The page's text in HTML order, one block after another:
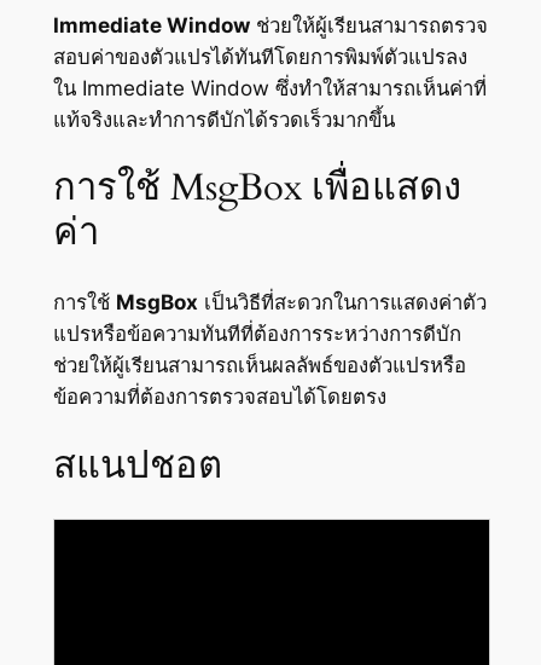
Immediate Windowช่วยให้ผู้เรียนสามารถตรวจ
สอบค่าของตัวแปรได้ทันทีโดยการพิมพ์ตัวแปรลง
ใน Immediate Window ซึ่งทำให้สามารถเห็นค่าที่
แท้จริงและทำการดีบักได้รวดเร็วมากขึ้น
การใช้ MsgBox เพื่อแสดง
ค่า
การใช้ MsgBox เป็นวิธีที่สะดวกในการแสดงค่าตัว
แปรหรือข้อความทันทีที่ต้องการระหว่างการดีบัก
ช่วยให้ผู้เรียนสามารถเห็นผลลัพธ์ของตัวแปรหรือ
ข้อความที่ต้องการตรวจสอบได้โดยตรง
สแนปชอต